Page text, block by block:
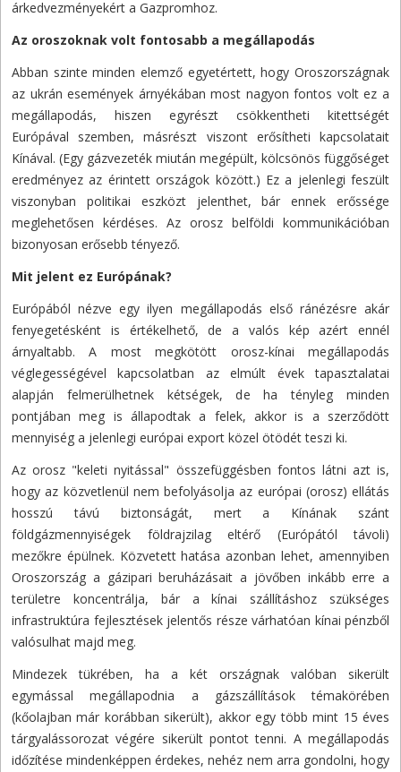
árkedvezményekért a Gazpromhoz.
Az oroszoknak volt fontosabb a megállapodás
Abban szinte minden elemző egyetértett, hogy Oroszországnak
az ukrán események árnyékában most nagyon fontos volt ez a
megállapodás, hiszen egyrészt csökkentheti kitettségét
Európával szemben, másrészt viszont erősítheti kapcsolatait
Kínával. (Egy gázvezeték miután megépült, kölcsönös függőséget
eredményez az érintett országok között.) Ez a jelenlegi feszült
viszonyban politikai eszközt jelenthet, bár ennek erőssége
meglehetősen kérdéses. Az orosz belföldi kommunikációban
bizonyosan erősebb tényező.
Mit jelent ez Európának?
Európából nézve egy ilyen megállapodás első ránézésre akár
fenyegetésként is értékelhető, de a valós kép azért ennél
árnyaltabb. A most megkötött orosz-kínai megállapodás
véglegességével kapcsolatban az elmúlt évek tapasztalatai
alapján felmerülhetnek kétségek, de ha tényleg minden
pontjában meg is állapodtak a felek, akkor is a szerződött
mennyiség a jelenlegi európai export közel ötödét teszi ki.
Az orosz "keleti nyitással" összefüggésben fontos látni azt is,
hogy az közvetlenül nem befolyásolja az európai (orosz) ellátás
hosszú távú biztonságát, mert a Kínának szánt
földgázmennyiségek földrajzilag eltérő (Európától távoli)
mezőkre épülnek. Közvetett hatása azonban lehet, amennyiben
Oroszország a gázipari beruházásait a jövőben inkább erre a
területre koncentrálja, bár a kínai szállításhoz szükséges
infrastruktúra fejlesztések jelentős része várhatóan kínai pénzből
valósulhat majd meg.
Mindezek tükrében, ha a két országnak valóban sikerült
egymással megállapodnia a gázszállítások témakörében
(kőolajban már korábban sikerült), akkor egy több mint 15 éves
tárgyalássorozat végére sikerült pontot tenni. A megállapodás
időzítése mindenképpen érdekes, nehéz nem arra gondolni, hogy